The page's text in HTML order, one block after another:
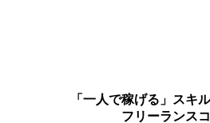
「一人で稼げる」スキ
フリーランス